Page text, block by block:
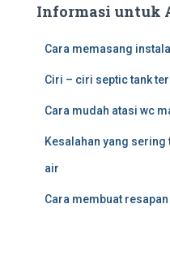
Informasi untuk
Cara memasang
Ciri – ciri septic tank
Cara mudah atasi wc
Kesalahan yang
air
Cara membuat